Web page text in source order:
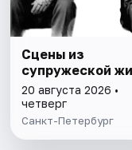
Сцены из
супружеской
20 августа 2026 •
четверг
Санкт-Петербург